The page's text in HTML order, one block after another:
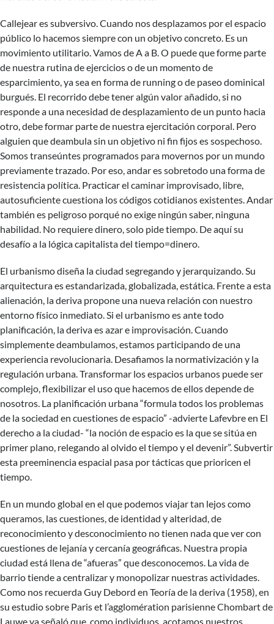
Callejear es subversivo. Cuando nos desplazamos por el espacio
público lo hacemos siempre con un objetivo concreto. Es un
movimiento utilitario. Vamos de A a B. O puede que forme parte
de nuestra rutina de ejercicios o de un momento de
esparcimiento, ya sea en forma de running o de paseo dominical
burgués. El recorrido debe tener algún valor añadido, si no
responde a una necesidad de desplazamiento de un punto hacia
otro, debe formar parte de nuestra ejercitación corporal. Pero
alguien que deambula sin un objetivo ni fin fijos es sospechoso.
Somos transeúntes programados para movernos por un mundo
previamente trazado. Por eso, andar es sobretodo una forma de
resistencia política. Practicar el caminar improvisado, libre,
autosuficiente cuestiona los códigos cotidianos existentes. Andar
también es peligroso porqué no exige ningún saber, ninguna
habilidad. No requiere dinero, solo pide tiempo. De aquí su
desafío a la lógica capitalista del tiempo=dinero.
El urbanismo diseña la ciudad segregando y jerarquizando. Su
arquitectura es estandarizada, globalizada, estática. Frente a esta
alienación, la deriva propone una nueva relación con nuestro
entorno físico inmediato. Si el urbanismo es ante todo
planificación, la deriva es azar e improvisación. Cuando
simplemente deambulamos, estamos participando de una
experiencia revolucionaria. Desafiamos la normativización y la
regulación urbana. Transformar los espacios urbanos puede ser
complejo, flexibilizar el uso que hacemos de ellos depende de
nosotros. La planificación urbana “formula todos los problemas
de la sociedad en cuestiones de espacio” -advierte Lafevbre en El
derecho a la ciudad- “la noción de espacio es la que se sitúa en
primer plano, relegando al olvido el tiempo y el devenir”. Subvertir
esta preeminencia espacial pasa por tácticas que prioricen el
tiempo.
En un mundo global en el que podemos viajar tan lejos como
queramos, las cuestiones, de identidad y alteridad, de
reconocimiento y desconocimiento no tienen nada que ver con
cuestiones de lejanía y cercanía geográficas. Nuestra propia
ciudad está llena de “afueras” que desconocemos. La vida de
barrio tiende a centralizar y monopolizar nuestras actividades.
Como nos recuerda Guy Debord en Teoría de la deriva (1958), en
su estudio sobre Paris et l’agglomération parisienne Chombart de
Lauwe ya señaló que, como individuos, acotamos nuestros